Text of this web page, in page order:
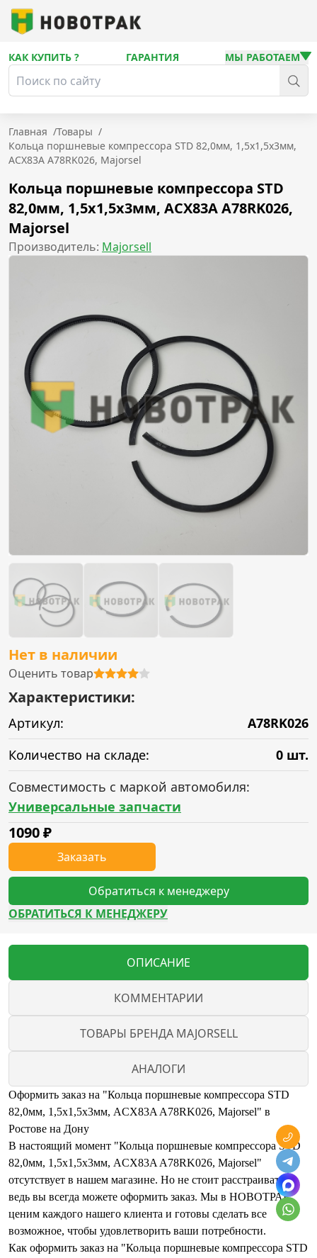
КАК КУПИТЬ ? ГАРАНТИЯ МЫ РАБОТАЕМ
Главная /Товары /
Кольца поршневые компрессора STD 82,0мм, 1,5x1,5x3мм,
ACX83A A78RK026, Majorsel
Кольца поршневые компрессора STD
82,0мм, 1,5x1,5x3мм, ACX83A A78RK026,
Majorsel
Производитель: Majorsell
Нет в наличии
Оценить товар
Характеристики:
Артикул:
A78RK026
Количество на складе:
0 шт.
Совместимость с маркой автомобиля:
Универсальные запчасти
1090₽
Заказать
Обратиться к менеджеру
ОБРАТИТЬСЯ К МЕНЕДЖЕРУ
ОПИСАНИЕ
КОММЕНТАРИИ
ТОВАРЫ БРЕНДА MAJORSELL
АНАЛОГИ
Оформить заказ на "Кольца поршневые компрессора STD
82,0мм, 1,5x1,5x3мм, ACX83A A78RK026, Majorsel" в
Ростове на Дону
В настоящий момент "Кольца поршневые компрессора STD
82,0мм, 1,5x1,5x3мм, ACX83A A78RK026, Majorsel"
отсутствует в нашем магазине. Но не стоит расстраиваться,
ведь вы всегда можете оформить заказ. Мы в НОВОТРАК
ценим каждого нашего клиента и готовы сделать все
возможное, чтобы удовлетворить ваши потребности.
Как оформить заказ на "Кольца поршневые компрессора STD